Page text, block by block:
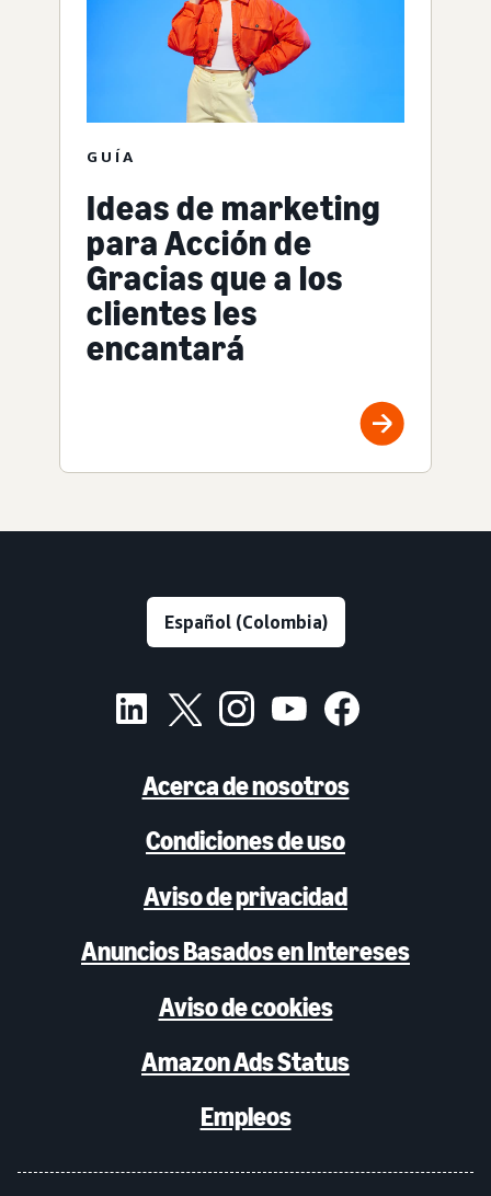
GUÍA
Ideas de marketing
para Acción de
Gracias que a los
clientes les
encantará
Acerca de nosotros
Condiciones de uso
Aviso de privacidad
Anuncios Basados en Intereses
Aviso de cookies
Amazon Ads Status
Empleos